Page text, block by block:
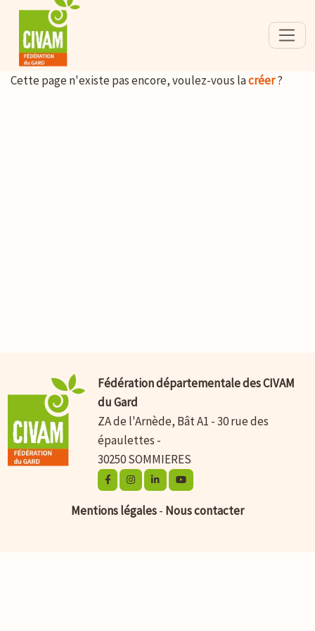
Cette page n'existe pas encore, voulez-vous lacréer?
Fédération départementale des CIVAM
du Gard
ZA de l'Arnède, Bât A1 - 30 rue des
épaulettes -
30250 SOMMIERES
Mentions légales- Nous contacter